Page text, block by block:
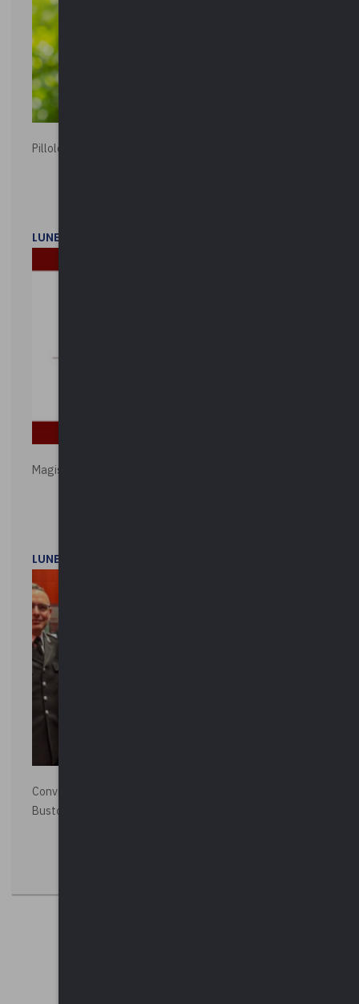
Pillole ambientali | 2026
LUNEDì 2 FEBBRAIO 2026
Magistratura e Costituzione. Le ragioni del SÌ e del NO
LUNEDì 1 DICEMBRE 2025
Convegno “La Polizia Locale per la sicurezza della città”,
Busto Arsizio